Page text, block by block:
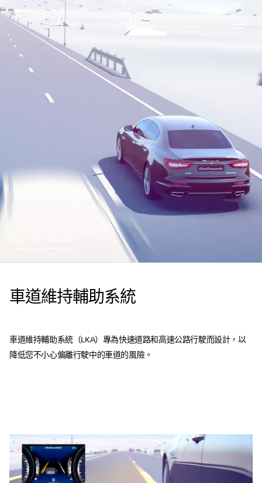
車道維持輔助系統
車道維持輔助系統（LKA）專為快速道路和高速公路行駛而設計，以
降低您不小心偏離行駛中的車道的風險。